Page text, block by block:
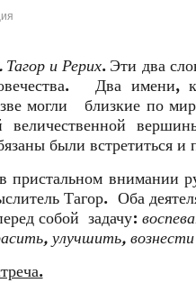
Тагор и Рерих. Эти два
Два имени,
могли близкие по
величественной
были встретиться
пристальном внимании
Тагор. Оба
собой задачу:
улучшить,